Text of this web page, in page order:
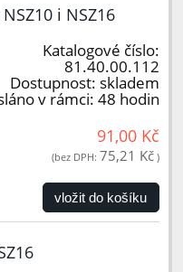
i NSZ16
Katalogové číslo:
81.40.00.112
Dostupnost: skladem
v rámci: 48 hodin
91,00 Kč
(bez DPH: 75,21 Kč )
vložit do košíku